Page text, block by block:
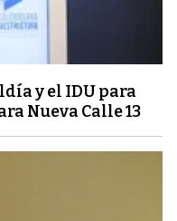
y el IDU para
Nueva Calle 13